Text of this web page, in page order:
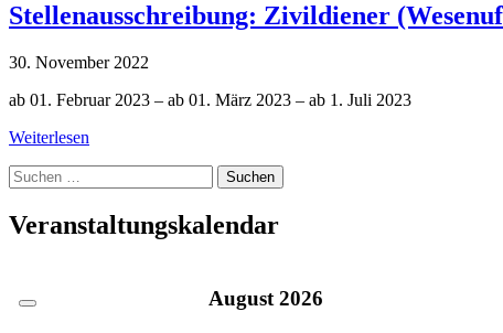
Stellenausschreibung: Zivildiener
30. November 2022
ab 01. Februar 2023 – ab 01. März 2023 – ab 1. Juli 2023
Weiterlesen
Suche
nach:
Veranstaltungskalendar
August 2026